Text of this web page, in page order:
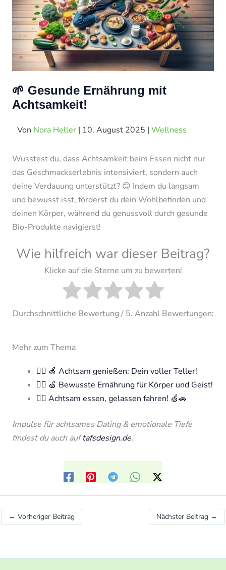
🌱 Gesunde Ernährung mit
Achtsamkeit!
Von Nora Heller | 10. August 2025 | Wellness
Wusstest du, dass Achtsamkeit beim Essen nicht nur
das Geschmackserlebnis intensiviert, sondern auch
deine Verdauung unterstützt? 😊 Indem du langsam
und bewusst isst, förderst du dein Wohlbefinden und
deinen Körper, während du genussvoll durch gesunde
Bio-Produkte navigierst!
Wie hilfreich war dieser Beitrag?
Klicke auf die Sterne um zu bewerten!
Durchschnittliche Bewertung / 5. Anzahl Bewertungen:
Mehr zum Thema
🧘‍♀️ 🍏 Achtsam genießen: Dein voller Teller!
🧘‍♀️ 🍏 Bewusste Ernährung für Körper und Geist!
🧘‍♀️ Achtsam essen, gelassen fahren! 🍏🚗
Impulse für achtsames Dating & emotionale Tiefe
findest du auch auftafsdesign.de.
← Vorheriger Beitrag Nächster Beitrag →